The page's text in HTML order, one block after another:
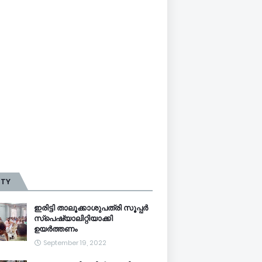
ഇരിട്ടി താലൂക്കാശുപത്രി സൂപ്പർ
സ്‌പെഷ്യാലിറ്റിയാക്കി
ഉയർത്തണം
September 19, 2022